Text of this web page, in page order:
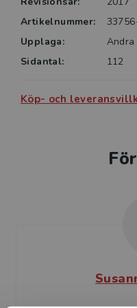
Artikelnummer:
Upplaga:
Andra
Sidantal:
112
Köp- och